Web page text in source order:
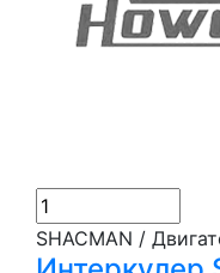
SHACMAN /